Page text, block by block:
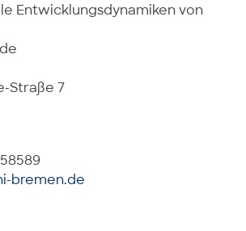
Entwicklungsdynamiken von
Straße 7
58589
bremen.de